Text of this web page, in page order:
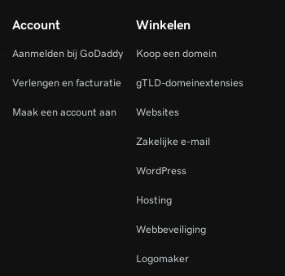
Account
Aanmelden bij GoDaddy
Verlengen en facturatie
Maak een account aan
Winkelen
Koop een domein
gTLD-domeinextensies
Websites
Zakelijke e-mail
WordPress
Hosting
Webbeveiliging
Logomaker